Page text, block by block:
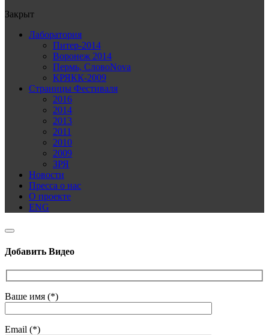
Закрыт
Лаборатория
Питер-2014
Воронеж 2014
Пермь, СловоNova
КРЯКК-2009
Страницы Фестиваля
2016
2014
2013
2011
2010
2009
ЗРЯ
Новости
Пресса о нас
О проекте
ENG
Добавить Видео
Ваше имя (*)
Email (*)